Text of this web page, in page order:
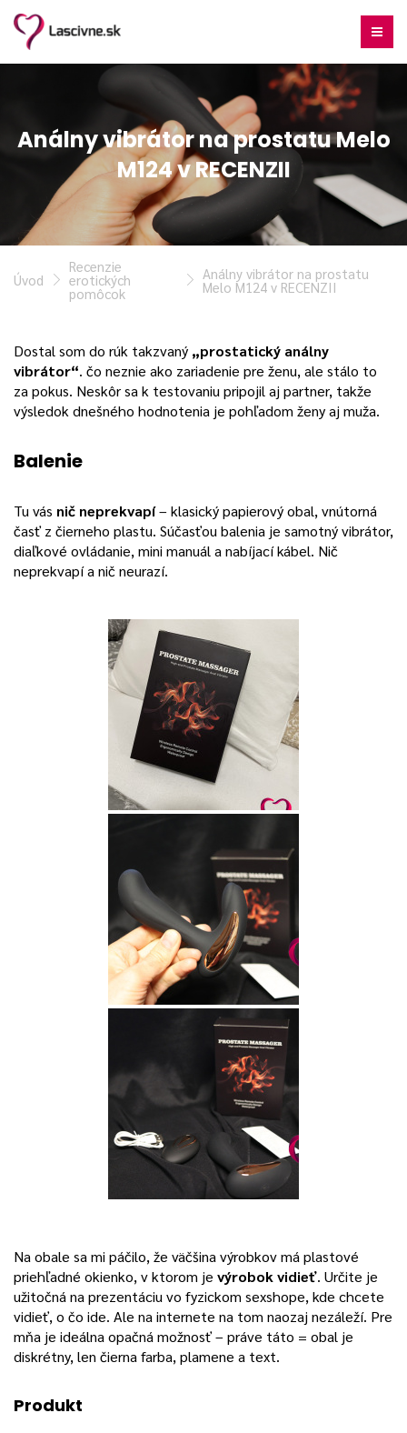
Análny vibrátor na prostatu Melo
M124 v RECENZII
Úvod
Recenzie
erotických
pomôcok
Análny vibrátor na prostatu
Melo M124 v RECENZII
Dostal som do rúk takzvaný „prostatický análny
vibrátor“. čo neznie ako zariadenie pre ženu, ale stálo to
za pokus. Neskôr sa k testovaniu pripojil aj partner, takže
výsledok dnešného hodnotenia je pohľadom ženy aj muža.
Balenie
Tu vás nič neprekvapí– klasický papierový obal, vnútorná
časť z čierneho plastu. Súčasťou balenia je samotný vibrátor,
diaľkové ovládanie, mini manuál a nabíjací kábel. Nič
neprekvapí a nič neurazí.
Na obale sa mi páčilo, že väčšina výrobkov má plastové
priehľadné okienko, v ktorom je výrobok vidieť. Určite je
užitočná na prezentáciu vo fyzickom sexshope, kde chcete
vidieť, o čo ide. Ale na internete na tom naozaj nezáleží. Pre
mňa je ideálna opačná možnosť – práve táto = obal je
diskrétny, len čierna farba, plamene a text.
Produkt